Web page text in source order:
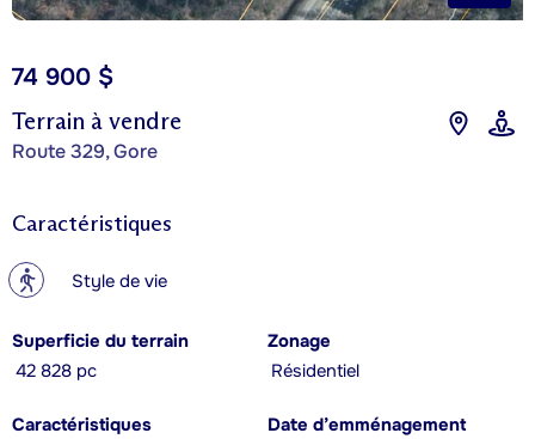
Terrain à vendre
Route 329, Gore
74 900 $
Caractéristiques
? Style de vie
Superficie du terrain
42 828 pc
Zonage
Résidentiel
Caractéristiques
Date d’emménagement